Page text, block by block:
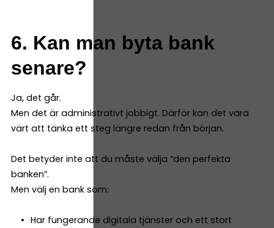
6. Kan man byta bank
senare?
Ja, det går.
Men det är administrativt jobbigt. Därför kan det vara
värt att tänka ett steg längre redan från början.
Det betyder inte att du måste välja “den perfekta
banken”.
Men välj en bank som:
Har fungerande digitala tjänster och ett stort